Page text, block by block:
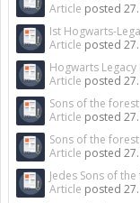
Article posted
Ist Hogwarts-
Article posted
Hogwarts
Article posted
Sons of the
Article posted
Sons of the
Article posted
Jedes Sons of
Article posted